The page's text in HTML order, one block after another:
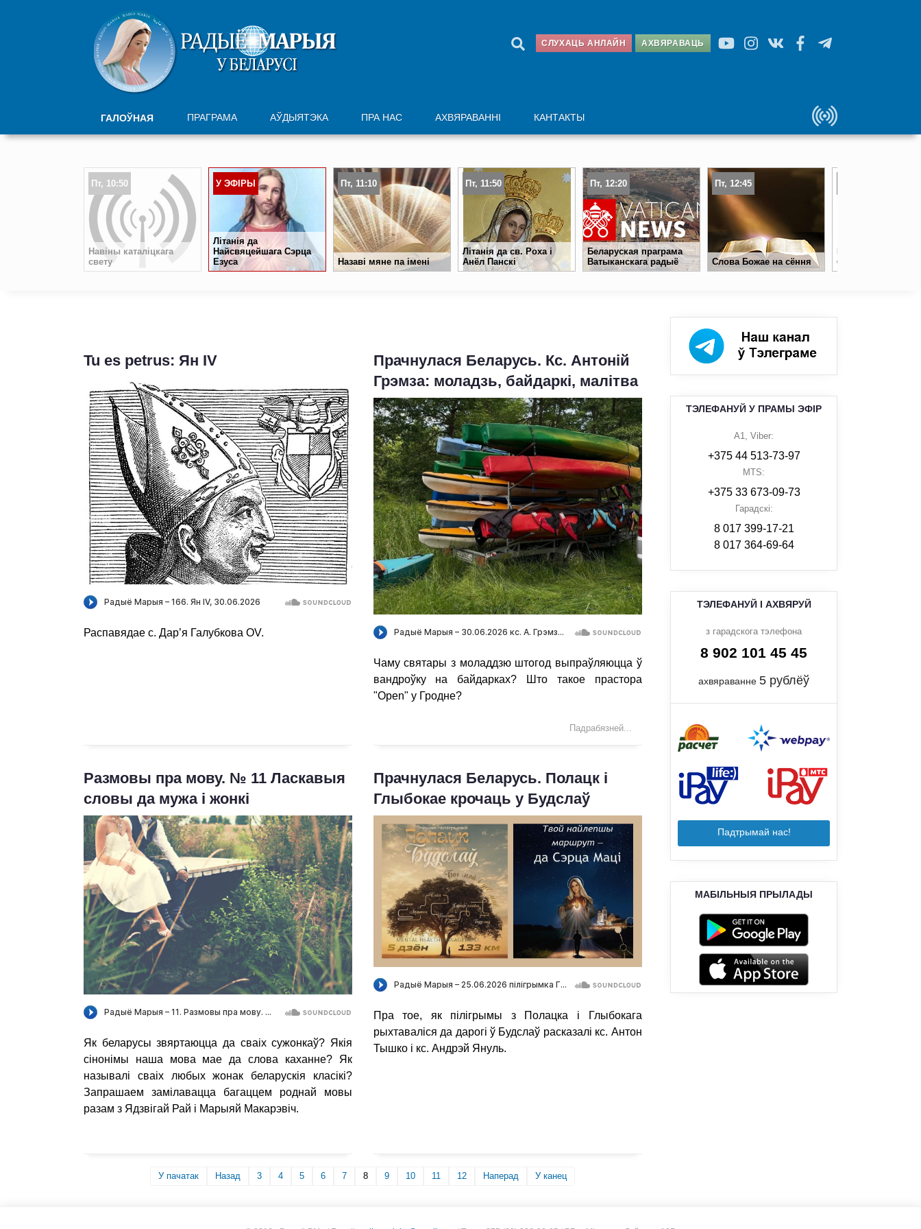
АХВЯРАВАЦЬ
СЛУХАЦЬ АНЛАЙН
ГАЛОЎНАЯ ПРАГРАМА АЎДЫЯТЭКА ПРА НАС АХВЯРАВАННІ КАНТАКТЫ
Пт, 10:50
Навіны каталіцкага
свету
У ЭФІРЫ
Літанія да
Найсвяцейшага Сэрца
Езуса
Пт, 11:10
Назаві мяне па імені
Пт, 11:50
Літанія да св. Роха і
Анёл Панскі
Пт, 12:20
Беларуская праграма
Ватыканскага радыё
Пт, 12:45
Слова Божае на сёння
балесныя
Tu es petrus: Ян IV
Распавядае с. Дар’я Галубкова OV.
Прачнулася Беларусь. Кс. Антоній
Грэмза: моладзь, байдаркі, малітва
Чаму святары з моладдзю штогод выпраўляюцца ў
вандроўку на байдарках? Што такое прастора
"Open" у Гродне?
Падрабязней...
Размовы пра мову. № 11 Ласкавыя
словы да мужа і жонкі
Як беларусы звяртаюцца да сваіх сужонкаў? Якія
сінонімы наша мова мае да слова каханне? Як
называлі сваіх любых жонак беларускія класікі?
Запрашаем замілавацца багаццем роднай мовы
разам з Ядзвігай Рай і Марыяй Макарэвіч.
Прачнулася Беларусь. Полацк і
Глыбокае крочаць у Будслаў
Пра тое, як пілігрымы з Полацка і Глыбокага
рыхтаваліся да дарогі ў Будслаў расказалі кс. Антон
Тышкоі кс. Андрэй Януль.
У пачатак Назад 3 4 5 6 7 8 9 10 11 12 Наперад У канец
ТЭЛЕФАНУЙ У ПРАМЫ ЭФІР
A1, Viber:
+375 44 513-73-97
MTS:
+375 33 673-09-73
Гарадскі:
8 017 399-17-21
8 017 364-69-64
ТЭЛЕФАНУЙ І АХВЯРУЙ
з гарадскога тэлефона
8 902 101 45 45
ахвяраванне5 рублёў
Падтрымай нас!
МАБІЛЬНЫЯ ПРЫЛАДЫ